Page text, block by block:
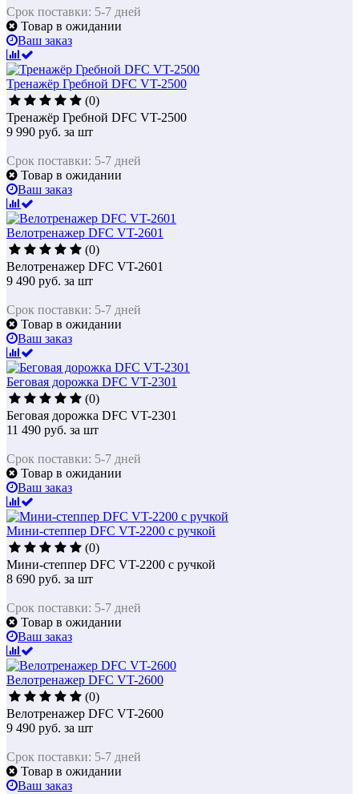
Срок поставки: 5-7 дней
Товар в ожидании
Ваш заказ
Тренажёр Гребной DFC VT-2500
(0)
Тренажёр Гребной DFC VT-2500
9 990 руб. за шт
Срок поставки: 5-7 дней
Товар в ожидании
Ваш заказ
Велотренажер DFC VT-2601
(0)
Велотренажер DFC VT-2601
9 490 руб. за шт
Срок поставки: 5-7 дней
Товар в ожидании
Ваш заказ
Беговая дорожка DFC VT-2301
(0)
Беговая дорожка DFC VT-2301
11 490 руб. за шт
Срок поставки: 5-7 дней
Товар в ожидании
Ваш заказ
Мини-степпер DFC VT-2200 с ручкой
(0)
Мини-степпер DFC VT-2200 с ручкой
8 690 руб. за шт
Срок поставки: 5-7 дней
Товар в ожидании
Ваш заказ
Велотренажер DFC VT-2600
(0)
Велотренажер DFC VT-2600
9 490 руб. за шт
Срок поставки: 5-7 дней
Товар в ожидании
Ваш заказ